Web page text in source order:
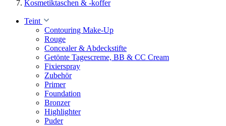
Kosmetiktaschen & -koffer
Teint
Contouring Make-Up
Rouge
Concealer & Abdeckstifte
Getönte Tagescreme, BB & CC Cream
Fixierspray
Zubehör
Primer
Foundation
Bronzer
Highlighter
Puder